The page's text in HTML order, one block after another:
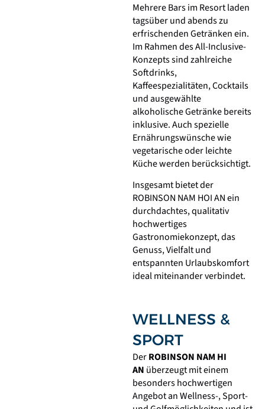
Mehrere Bars im Resort laden
tagsüber und abends zu
erfrischenden Getränken ein.
Im Rahmen des All-Inclusive-
Konzepts sind zahlreiche
Softdrinks,
Kaffeespezialitäten, Cocktails
und ausgewählte
alkoholische Getränke bereits
inklusive. Auch spezielle
Ernährungswünsche wie
vegetarische oder leichte
Küche werden berücksichtigt.
Insgesamt bietet der
ROBINSON NAM HOI AN ein
durchdachtes, qualitativ
hochwertiges
Gastronomiekonzept, das
Genuss, Vielfalt und
entspannten Urlaubskomfort
ideal miteinander verbindet.
WELLNESS &
SPORT
DerROBINSON NAM HI
AN überzeugt mit einem
besonders hochwertigen
Angebot an Wellness-, Sport-